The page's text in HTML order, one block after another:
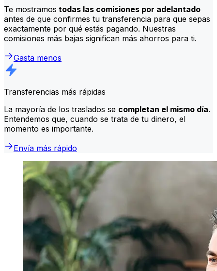
Te mostramos todas las comisiones por adelantado
antes de que confirmes tu transferencia para que sepas
exactamente por qué estás pagando. Nuestras
comisiones más bajas significan más ahorros para ti.
Gasta menos
Transferencias más rápidas
La mayoría de los traslados se completan el mismo día.
Entendemos que, cuando se trata de tu dinero, el
momento es importante.
Envía más rápido